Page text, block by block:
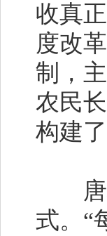
收真
度改
制，
农民
构建
唐城
式。“